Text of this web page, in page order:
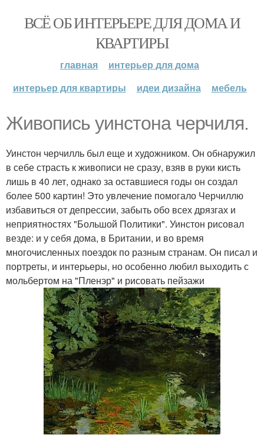
ВСЁ ОБ ИНТЕРЬЕРЕ ДЛЯ ДОМА И
КВАРТИРЫ
главная
интерьер для дома
интерьер для квартиры
идеи дизайна мебель
Живопись уинстона черчиля.
Уинстон черчилль был еще и художником. Он обнаружил
в себе страсть к живописи не сразу, взяв в руки кисть
лишь в 40 лет, однако за оставшиеся годы он создал
более 500 картин! Это увлечение помогало Черчиллю
избавиться от депрессии, забыть обо всех дрязгах и
неприятностях "Большой Политики". Уинстон рисовал
везде: и у себя дома, в Британии, и во время
многочисленных поездок по разным странам. Он писал и
портреты, и интерьеры, но особенно любил выходить с
мольбертом на "Пленэр" и рисовать пейзажи